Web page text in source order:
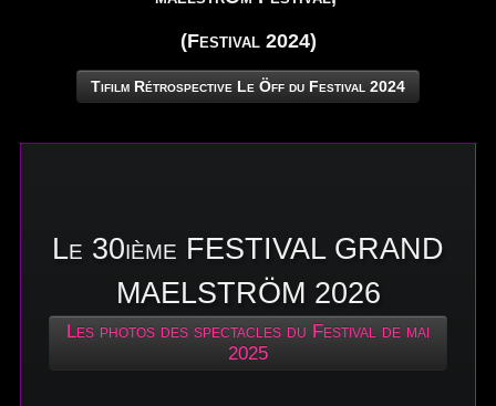
(Festival 2024)
Tifilm Rétrospective Le Öff du Festival 2024
Le 30ième FESTIVAL GRAND
MAELSTRÖM 2026
Les photos des spectacles du Festival de mai
2025